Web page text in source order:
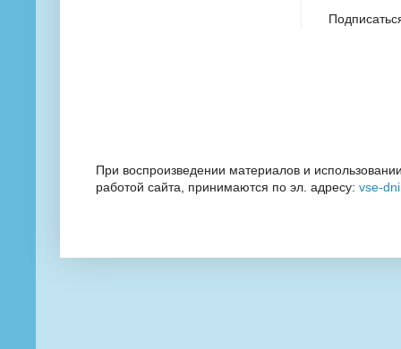
При воспроизведении материалов и
работой сайта, принимаются по эл. адресу: vse-